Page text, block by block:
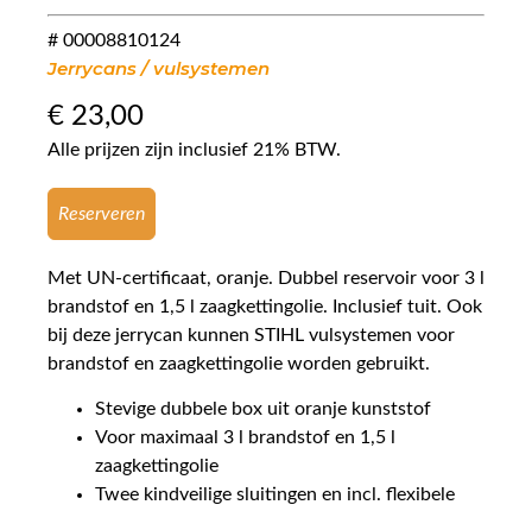
# 00008810124
Jerrycans / vulsystemen
€ 23,00
Alle prijzen zijn inclusief 21% BTW.
Reserveren
Met UN-certificaat, oranje. Dubbel reservoir voor 3 l
brandstof en 1,5 l zaagkettingolie. Inclusief tuit. Ook
bij deze jerrycan kunnen STIHL vulsystemen voor
brandstof en zaagkettingolie worden gebruikt.
Stevige dubbele box uit oranje kunststof
Voor maximaal 3 l brandstof en 1,5 l
zaagkettingolie
Twee kindveilige sluitingen en incl. flexibele